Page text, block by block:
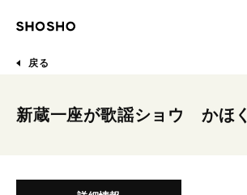
戻る
新蔵一座が歌謡ショウ かほく